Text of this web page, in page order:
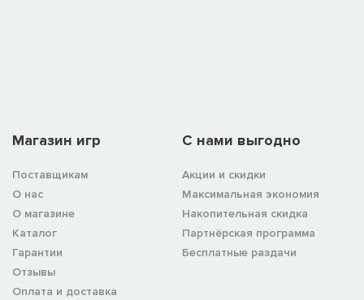
Магазин игр
Поставщикам
О нас
О магазине
Каталог
Гарантии
Отзывы
Оплата и доставка
C нами выгодно
Акции и скидки
Максимальная экономия
Накопительная скидка
Партнёрская программа
Бесплатные раздачи